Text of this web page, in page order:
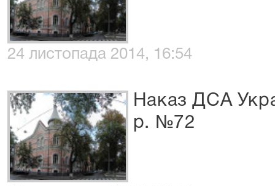
24 листопада 2014, 16:54
Наказ ДСА
р. №72